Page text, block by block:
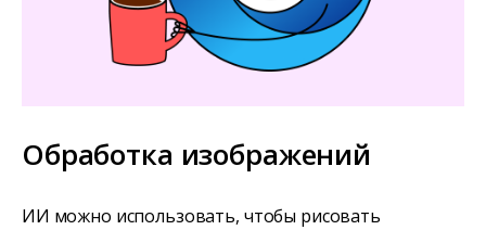
Обработка изображений
ИИ можно использовать, чтобы рисовать